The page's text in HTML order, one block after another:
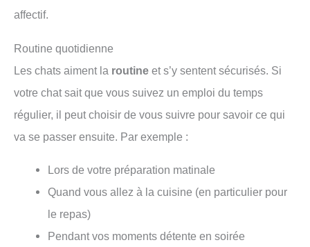
affectif.
Routine quotidienne
Les chats aiment la routine et s’y sentent sécurisés. Si
votre chat sait que vous suivez un emploi du temps
régulier, il peut choisir de vous suivre pour savoir ce qui
va se passer ensuite. Par exemple :
Lors de votre préparation matinale
Quand vous allez à la cuisine (en particulier pour
le repas)
Pendant vos moments détente en soirée